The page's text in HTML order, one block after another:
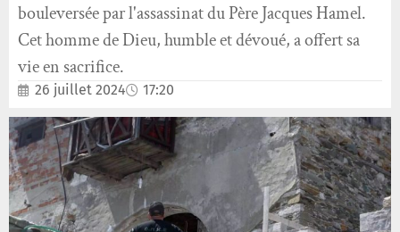
bouleversée par l'assassinat du Père Jacques Hamel.
Cet homme de Dieu, humble et dévoué, a offert sa
vie en sacrifice.
26 juillet 2024 17:20